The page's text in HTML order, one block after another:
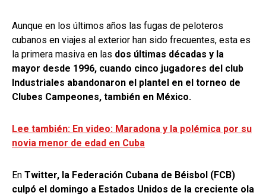
Aunque en los últimos años las fugas de peloteros
cubanos en viajes al exterior han sido frecuentes, esta es
la primera masiva en las dos últimas décadas y la
mayor desde 1996, cuando cinco jugadores del club
Industriales abandonaron el plantel en el torneo de
Clubes Campeones, también en México.
Lee también: En video: Maradona y la polémica por su
novia menor de edad en Cuba
En Twitter, la Federación Cubana de Béisbol (FCB)
culpó el domingo a Estados Unidos de la creciente ola